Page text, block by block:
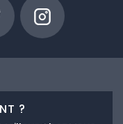
?